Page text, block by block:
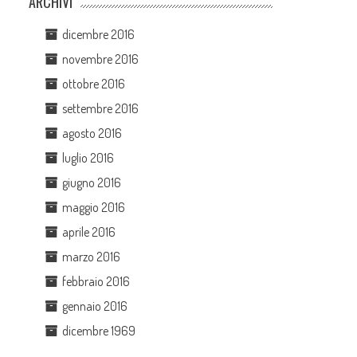
dicembre 2016
novembre 2016
ottobre 2016
settembre 2016
agosto 2016
luglio 2016
giugno 2016
maggio 2016
aprile 2016
marzo 2016
febbraio 2016
gennaio 2016
dicembre 1969